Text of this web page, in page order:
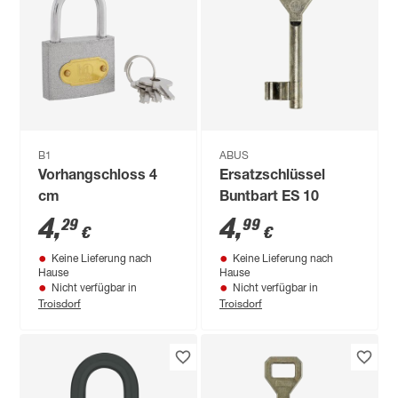
B1
Vorhangschloss 4
cm
4,29 €
Keine Lieferung nach
Hause
Nicht verfügbar in
Troisdorf
ABUS
Ersatzschlüssel
Buntbart ES 10
4,99 €
Keine Lieferung nach
Hause
Nicht verfügbar in
Troisdorf